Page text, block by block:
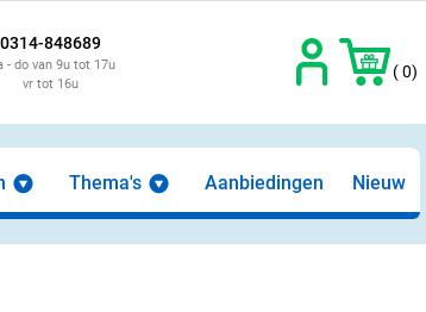
0314-848689
- do van 9u tot 17u
vr tot 16u
( 0)
Thema's Aanbiedingen Nieuw